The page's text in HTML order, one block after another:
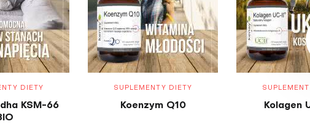
DIETY
KSM-66
SUPLEMENTY DIETY
Koenzym Q10 Kolagen